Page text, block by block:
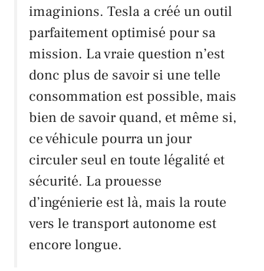
imaginions. Tesla a créé un outil
parfaitement optimisé pour sa
mission. La vraie question n’est
donc plus de savoir si une telle
consommation est possible, mais
bien de savoir quand, et même si,
ce véhicule pourra un jour
circuler seul en toute légalité et
sécurité. La prouesse
d’ingénierie est là, mais la route
vers le transport autonome est
encore longue.